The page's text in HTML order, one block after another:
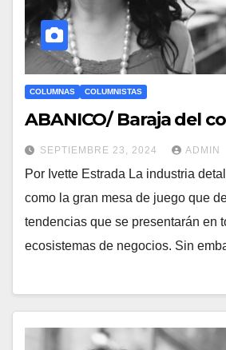
COLUMNAS COLUMNISTAS
ABANICO/ Baraja del
SEPTIEMBRE 23, 2024 ADMIN
Por Ivette Estrada La industria
como la gran mesa de juego que
tendencias que se presentarán en
ecosistemas de negocios. Sin